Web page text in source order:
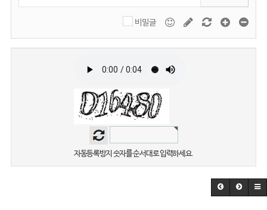
비밀글
자동등록방지 숫자를 순서대로 입력하세요.